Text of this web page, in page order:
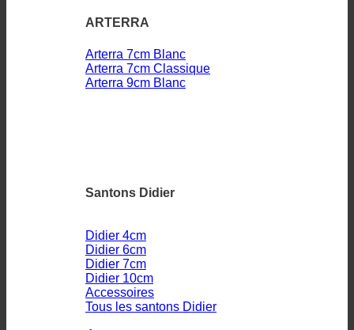
ARTERRA
Arterra 7cm Blanc
Arterra 7cm Classique
Arterra 9cm Blanc
Santons Didier
Didier 4cm
Didier 6cm
Didier 7cm
Didier 10cm
Accessoires
Tous les santons Didier